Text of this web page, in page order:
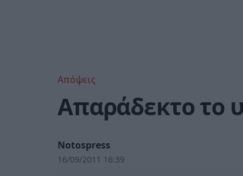
Απόψεις
Απαράδεκτο το
Notospress
16/09/2011 16:39